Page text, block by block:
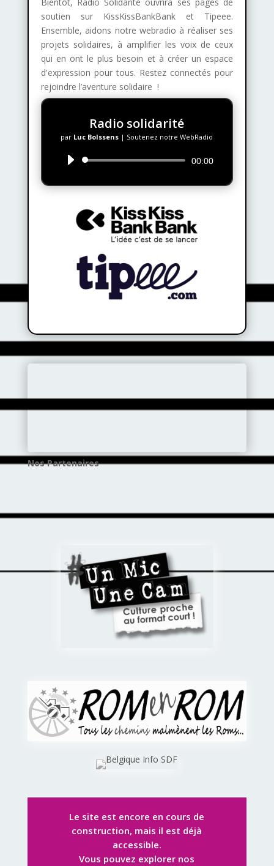
soutien sur KissKissBankBank et Tipeee.
Ensemble, aidons notre webradio à réaliser ses
projets solidaires, à amplifier les voix de ceux
qui en ont le plus besoin et à créer un espace
d'expression pour tous. Restez connectés pour
rejoindre l’aventure solidaire !
Radio solidarité
par Luc Bolssens | Soutenez notre WebRadio
Lecteur
00:00
Nos Partenaires
Le site est encore en cours de
construction, mais il est déjà
accessible.
Vous pouvez explorer nos